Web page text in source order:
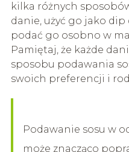
kilka różnych
danie, użyć go jako
podać go osobno w
Pamiętaj, że każde
sposobu podawania
swoich preferencji i
Podawanie sosu w
może znacząco